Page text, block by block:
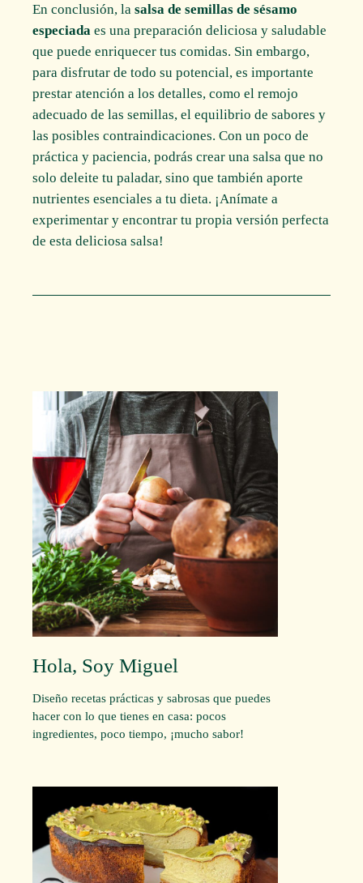
En conclusión, lasalsa de semillas de sésamo
especiada es una preparación deliciosa y saludable
que puede enriquecer tus comidas. Sin embargo,
para disfrutar de todo su potencial, es importante
prestar atención a los detalles, como el remojo
adecuado de las semillas, el equilibrio de sabores y
las posibles contraindicaciones. Con un poco de
práctica y paciencia, podrás crear una salsa que no
solo deleite tu paladar, sino que también aporte
nutrientes esenciales a tu dieta. ¡Anímate a
experimentar y encontrar tu propia versión perfecta
de esta deliciosa salsa!
Hola, Soy Miguel
Diseño recetas prácticas y sabrosas que puedes
hacer con lo que tienes en casa: pocos
ingredientes, poco tiempo, ¡mucho sabor!